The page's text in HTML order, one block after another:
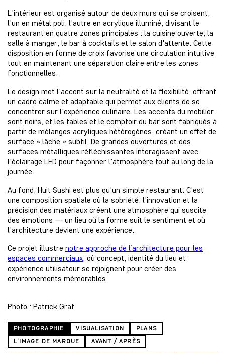
L'intérieur est organisé autour de deux murs qui se croisent,
l'un en métal poli, l'autre en acrylique illuminé, divisant le
restaurant en quatre zones principales : la cuisine ouverte, la
salle à manger, le bar à cocktails et le salon d'attente. Cette
disposition en forme de croix favorise une circulation intuitive
tout en maintenant une séparation claire entre les zones
fonctionnelles.
Le design met l'accent sur la neutralité et la flexibilité, offrant
un cadre calme et adaptable qui permet aux clients de se
concentrer sur l'expérience culinaire. Les accents du mobilier
sont noirs, et les tables et le comptoir du bar sont fabriqués à
partir de mélanges acryliques hétérogènes, créant un effet de
surface « lâche » subtil. De grandes ouvertures et des
surfaces métalliques réfléchissantes interagissent avec
l'éclairage LED pour façonner l'atmosphère tout au long de la
journée.
Au fond, Huit Sushi est plus qu'un simple restaurant. C'est
une composition spatiale où la sobriété, l'innovation et la
précision des matériaux créent une atmosphère qui suscite
des émotions — un lieu où la forme suit le sentiment et où
l'architecture devient une expérience.
Ce projet illustre notre approche de l’architecture pour les
espaces commerciaux , où concept, identité du lieu et
expérience utilisateur se rejoignent pour créer des
environnements mémorables.
Photo : Patrick Graf
PHOTOGRAPHIE VISUALISATION
PLANS
L’IMAGE DE MARQUE
AVANT / APRÈS